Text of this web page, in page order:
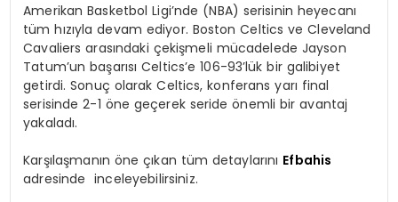
TEKNOLOJI
YAŞAM
Amerikan Basketbol Ligi’nde (NBA) serisinin heyecanı
tüm hızıyla devam ediyor. Boston Celtics ve Cleveland
Cavaliers arasındaki çekişmeli mücadelede Jayson
Tatum’un başarısı Celtics’e 106-93’lük bir galibiyet
getirdi. Sonuç olarak Celtics, konferans yarı final
serisinde 2-1 öne geçerek seride önemli bir avantaj
yakaladı.
Karşılaşmanın öne çıkan tüm detaylarını Efbahis
adresinde inceleyebilirsiniz.